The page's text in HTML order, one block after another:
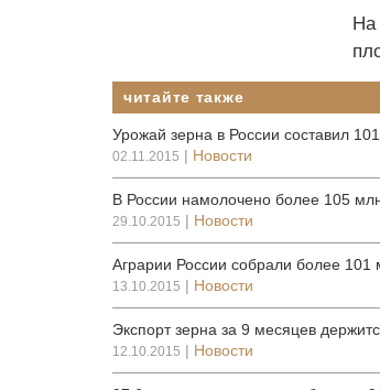
На
читайте также
Урожай зерна в России составил
02.11.2015 | Новости
В России намолочено более 105
29.10.2015 | Новости
Аграрии России собрали более 101
13.10.2015 | Новости
Экспорт зерна за 9 месяцев
12.10.2015 | Новости